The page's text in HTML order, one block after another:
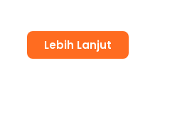
Lebih Lanjut